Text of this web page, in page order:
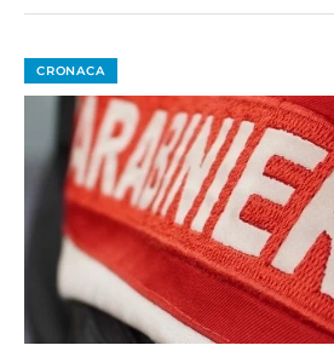
CRONACA